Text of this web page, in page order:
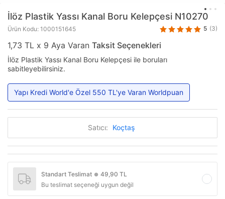
İlöz Plastik Yassı Kanal Boru Kelepçesi N10270
Ürün Kodu: 1000151645 5 (3)
1,73 TL x 9 Aya Varan Taksit Seçenekleri
İlöz Plastik Yassı Kanal Boru Kelepçesi ile boruları
sabitleyebilirsiniz.
Yapı Kredi World'e Özel 550 TL'ye Varan Worldpuan
Satıcı: Koçtaş
Standart Teslimat ● 49,90 TL
Bu teslimat seçeneği uygun değil